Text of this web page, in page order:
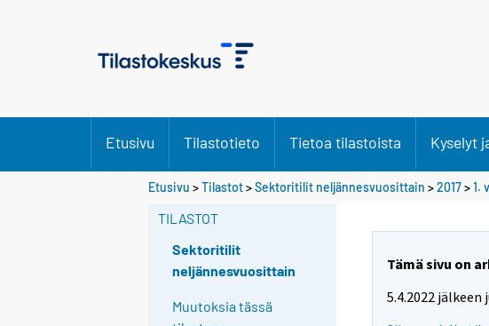
Etusivu Tilastotieto Tietoa tilastoista Kyselyt
Etusivu >Tilastot>Sektoritilit neljännesvuosittain >2017>1.
TILASTOT
Sektoritilit
neljännesvuosittain
Muutoksia tässä
Tämä sivu on
5.4.2022